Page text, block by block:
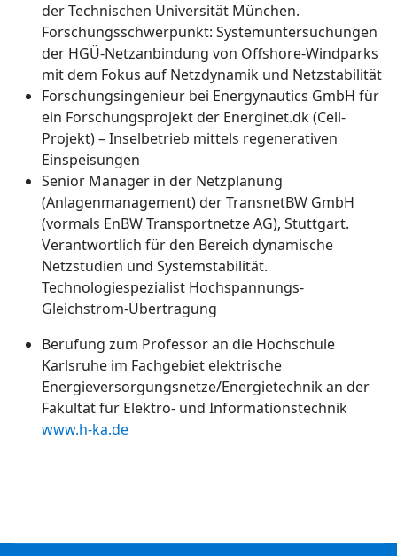
der Technischen Universität München.
Forschungsschwerpunkt: Systemuntersuchungen
der HGÜ-Netzanbindung von Offshore-Windparks
mit dem Fokus auf Netzdynamik und Netzstabilität
Forschungsingenieur bei Energynautics GmbH für
ein Forschungsprojekt der Energinet.dk (Cell-
Projekt) – Inselbetrieb mittels regenerativen
Einspeisungen
Senior Manager in der Netzplanung
(Anlagenmanagement) der TransnetBW GmbH
(vormals EnBW Transportnetze AG), Stuttgart.
Verantwortlich für den Bereich dynamische
Netzstudien und Systemstabilität.
Technologiespezialist Hochspannungs-
Gleichstrom-Übertragung
Berufung zum Professor an die Hochschule
Karlsruhe im Fachgebiet elektrische
Energieversorgungsnetze/Energietechnik an der
Fakultät für Elektro- und Informationstechnik
www.h-ka.de